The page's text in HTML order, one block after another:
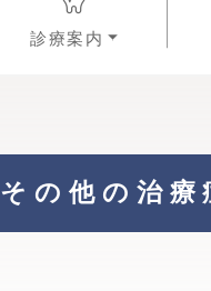
診療案内
その他の治療